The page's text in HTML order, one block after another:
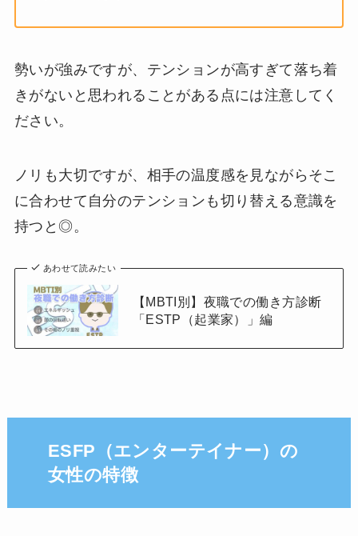
勢いが強みですが、テンションが高すぎて落ち着
きがないと思われることがある点には注意してく
ださい。
ノリも大切ですが、相手の温度感を見ながらそこ
に合わせて自分のテンションも切り替える意識を
持つと◎。
あわせて読みたい
【MBTI別】夜職での働き方診断
「ESTP（起業家）」編
ESFP（エンターテイナー）の
女性の特徴